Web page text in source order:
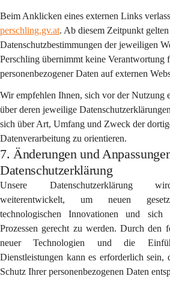
Beim Anklicken eines externen Links
perschling.gv.at. Ab diesem Zeitpunkt
Datenschutzbestimmungen der jeweiligen
Perschling übernimmt keine Verantwortung
personenbezogener Daten auf externen
Wir empfehlen Ihnen, sich vor der Nutzung
über deren jeweilige
sich über Art, Umfang und Zweck der
Datenverarbeitung zu orientieren.
7. Änderungen und
Datenschutzerklärung
Unsere Datenschutzerklärung
weiterentwickelt, um neuen
technologischen Innovationen und sich
Prozessen gerecht zu werden. Durch den
neuer Technologien und die
Dienstleistungen kann es erforderlich sein,
Schutz Ihrer personenbezogenen Daten